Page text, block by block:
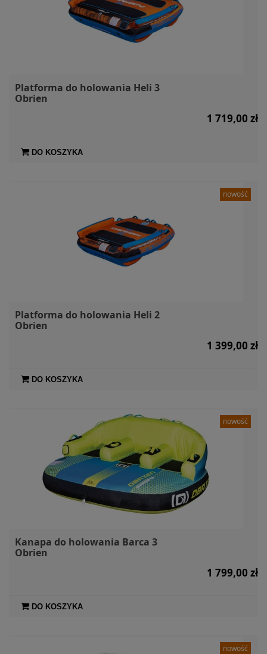
Platforma do holowania Heli 3
Obrien
1 719,00 zł
DO KOSZYKA
Platforma do holowania Heli 2
Obrien
1 399,00 zł
DO KOSZYKA
nowość
Kanapa do holowania Barca 3
Obrien
1 799,00 zł
DO KOSZYKA
nowość
nowość